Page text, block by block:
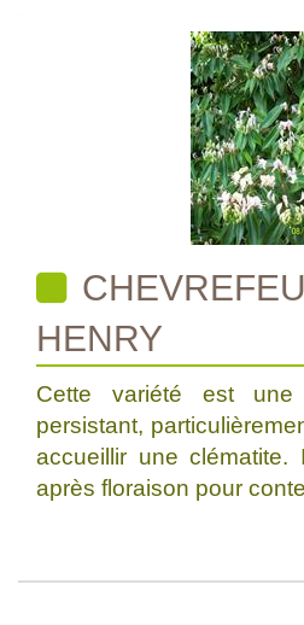
HENRY
Cette variété est
persistant,
accueillir une
après floraison pour